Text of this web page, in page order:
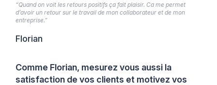
Comme Florian, mesurez vous aussi la
satisfaction de vos clients et motivez vos
“Quand on voit les retours positifs ça fait plaisir. Ca me permet
d’avoir un retour sur le travail de mon collaborateur et de mon
entreprise.”
Florian